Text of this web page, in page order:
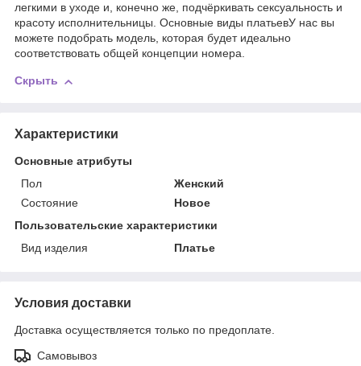
легкими в уходе и, конечно же, подчёркивать сексуальность и
красоту исполнительницы. Основные виды платьевУ нас вы
можете подобрать модель, которая будет идеально
соответствовать общей концепции номера.
Скрыть
Характеристики
Основные атрибуты
Пол
Женский
Состояние
Новое
Пользовательские характеристики
Вид изделия
Платье
Условия доставки
Доставка осуществляется только по предоплате.
Самовывоз